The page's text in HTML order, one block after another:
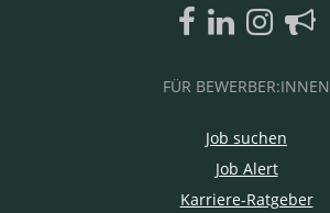
FÜR BEWERBER:INNEN
Job suchen
Job Alert
Karriere-Ratgeber